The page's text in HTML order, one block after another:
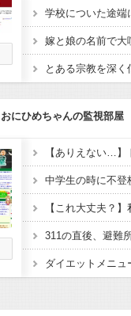
おにひめちゃんの監視部屋
【これ大丈夫？
ダイエットメニ